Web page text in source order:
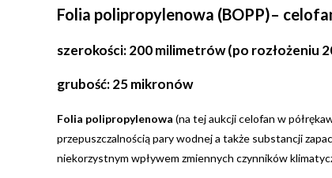
Folia polipropylenowa (BOPP)–
szerokości: 200 milimetrów (po rozłożeniu
grubość: 25 mikronów
Folia polipropylenowa (na tej aukcji celofan w
przepuszczalnością pary wodnej a także substancji
niekorzystnym wpływem zmiennych czynników